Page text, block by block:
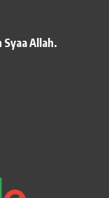
Allah.